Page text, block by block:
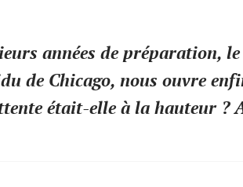
années de préparation, le
de Chicago, nous ouvre
était-elle à la hauteur ?